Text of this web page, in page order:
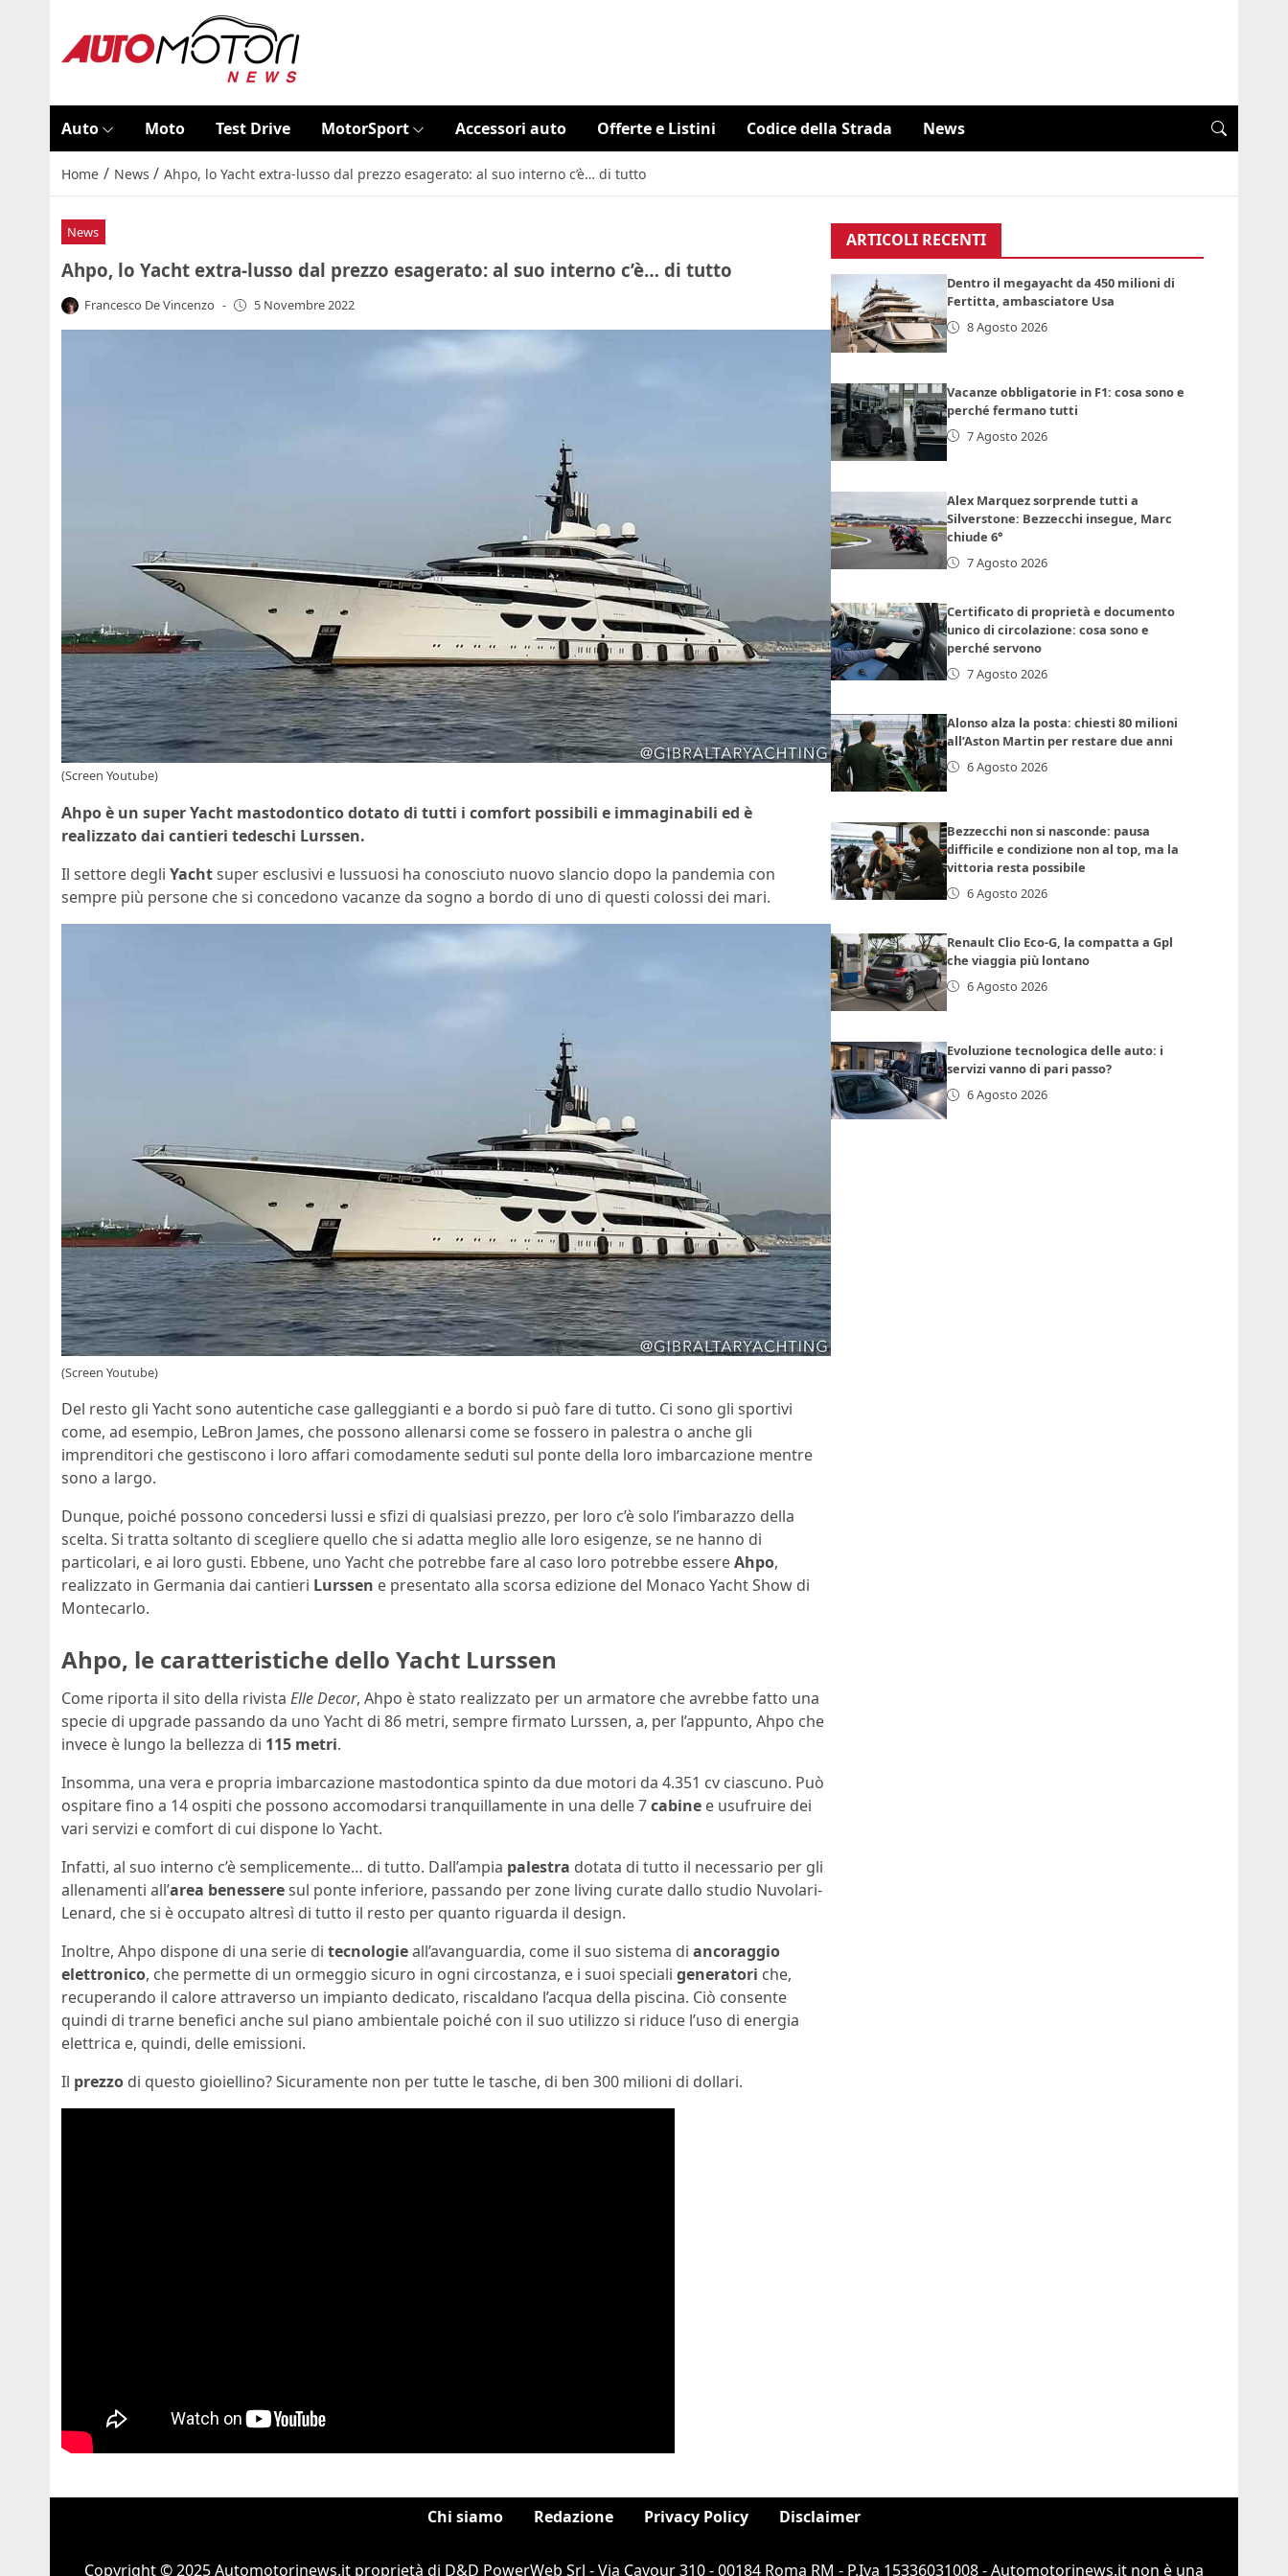
Auto Moto Test Drive MotorSport Accessori auto Offerte e Listini Codice della Strada News
Home / News / Ahpo, lo Yacht extra-lusso dal prezzo esagerato: al suo interno c’è… di tutto
News
Ahpo, lo Yacht extra-lusso dal prezzo esagerato: al suo interno c’è… di tutto
Francesco De Vincenzo - 5 Novembre 2022
(Screen Youtube)
Ahpo è un super Yacht mastodontico dotato di tutti i comfort possibili e immaginabili ed è
realizzato dai cantieri tedeschi Lurssen.
Il settore degli Yachtsuper esclusivi e lussuosi ha conosciuto nuovo slancio dopo la pandemia con
sempre più persone che si concedono vacanze da sogno a bordo di uno di questi colossi dei mari.
(Screen Youtube)
Del resto gli Yacht sono autentiche case galleggianti e a bordo si può fare di tutto. Ci sono gli sportivi
come, ad esempio, LeBron James, che possono allenarsi come se fossero in palestra o anche gli
imprenditori che gestiscono i loro affari comodamente seduti sul ponte della loro imbarcazione mentre
sono a largo.
Dunque, poiché possono concedersi lussi e sfizi di qualsiasi prezzo, per loro c’è solo l’imbarazzo della
scelta. Si tratta soltanto di scegliere quello che si adatta meglio alle loro esigenze, se ne hanno di
particolari, e ai loro gusti. Ebbene, uno Yacht che potrebbe fare al caso loro potrebbe essereAhpo,
realizzato in Germania dai cantieri Lurssen e presentato alla scorsa edizione del Monaco Yacht Show di
Montecarlo.
Ahpo, le caratteristiche dello Yacht Lurssen
Come riporta il sito della rivista Elle Decor, Ahpo è stato realizzato per un armatore che avrebbe fatto una
specie di upgrade passando da uno Yacht di 86 metri, sempre firmato Lurssen, a, per l’appunto, Ahpo che
invece è lungo la bellezza di 115 metri.
Insomma, una vera e propria imbarcazione mastodontica spinto da due motori da 4.351 cv ciascuno. Può
ospitare fino a 14 ospiti che possono accomodarsi tranquillamente in una delle 7cabine e usufruire dei
vari servizi e comfort di cui dispone lo Yacht.
Infatti, al suo interno c’è semplicemente… di tutto. Dall’ampia palestra dotata di tutto il necessario per gli
allenamenti all’area benesseresul ponte inferiore, passando per zone living curate dallo studio Nuvolari-
Lenard, che si è occupato altresì di tutto il resto per quanto riguarda il design.
Inoltre, Ahpo dispone di una serie di tecnologieall’avanguardia, come il suo sistema di ancoraggio
elettronico, che permette di un ormeggio sicuro in ogni circostanza, e i suoi speciali generatori che,
recuperando il calore attraverso un impianto dedicato, riscaldano l’acqua della piscina. Ciò consente
quindi di trarne benefici anche sul piano ambientale poiché con il suo utilizzo si riduce l’uso di energia
elettrica e, quindi, delle emissioni.
Il prezzo di questo gioiellino? Sicuramente non per tutte le tasche, di ben 300 milioni di dollari.
ARTICOLI RECENTI
Dentro il megayacht da 450 milioni di
Fertitta, ambasciatore Usa
8 Agosto 2026
Vacanze obbligatorie in F1: cosa sono e
perché fermano tutti
7 Agosto 2026
Alex Marquez sorprende tutti a
Silverstone: Bezzecchi insegue, Marc
chiude 6°
7 Agosto 2026
Certificato di proprietà e documento
unico di circolazione: cosa sono e
perché servono
7 Agosto 2026
Alonso alza la posta: chiesti 80 milioni
all’Aston Martin per restare due anni
6 Agosto 2026
Bezzecchi non si nasconde: pausa
difficile e condizione non al top, ma la
vittoria resta possibile
6 Agosto 2026
Renault Clio Eco-G, la compatta a Gpl
che viaggia più lontano
6 Agosto 2026
Evoluzione tecnologica delle auto: i
servizi vanno di pari passo?
6 Agosto 2026
Chi siamo Redazione Privacy Policy Disclaimer
Copyright © 2025 Automotorinews.it proprietà di D&D PowerWeb Srl - Via Cavour 310 - 00184 Roma RM - P.Iva 15336031008 - Automotorinews.it non è una